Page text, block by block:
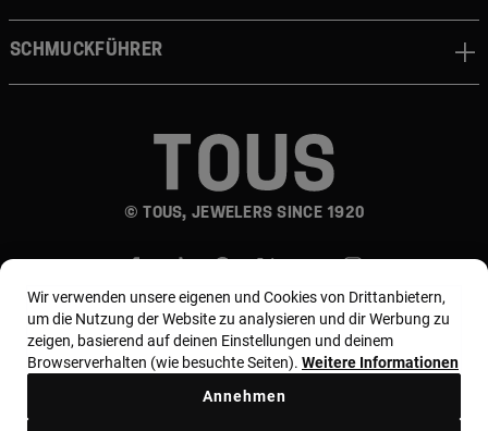
© TOUS, JEWELERS SINCE 1920
Schmuckführer
Land und Währung:Germany / Euro
Wir verwenden unsere eigenen und Cookies von Drittanbietern,
um die Nutzung der Website zu analysieren und dir Werbung zu
zeigen, basierend auf deinen Einstellungen und deinem
Browserverhalten (wie besuchte Seiten). Weitere Informationen
Annehmen